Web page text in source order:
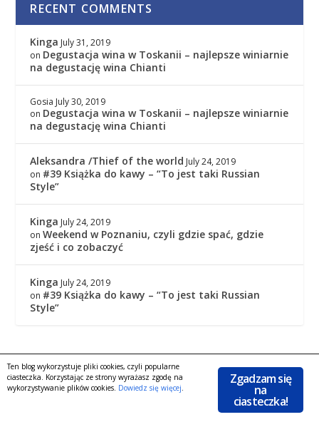
RECENT COMMENTS
Kinga July 31, 2019
on Degustacja wina w Toskanii – najlepsze winiarnie
na degustację wina Chianti
Gosia July 30, 2019
on Degustacja wina w Toskanii – najlepsze winiarnie
na degustację wina Chianti
Aleksandra /Thief of the world July 24, 2019
on #39 Książka do kawy – “To jest taki Russian
Style”
Kinga July 24, 2019
onWeekend w Poznaniu, czyli gdzie spać, gdzie
zjeść i co zobaczyć
Kinga July 24, 2019
on #39 Książka do kawy – “To jest taki Russian
Style”
Copyright © 2016KingaGaja Travels |
POLITYKA
PRYWATNOŚCI|Facebook
Zgadzam się
na
ciasteczka!
Ten blog wykorzystuje pliki cookies, czyli popularne
ciasteczka. Korzystając ze strony wyrażasz zgodę na
wykorzystywanie plików cookies. Dowiedz się więcej.